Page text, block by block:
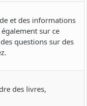
et des informations
sur ce
questions sur des
des livres,